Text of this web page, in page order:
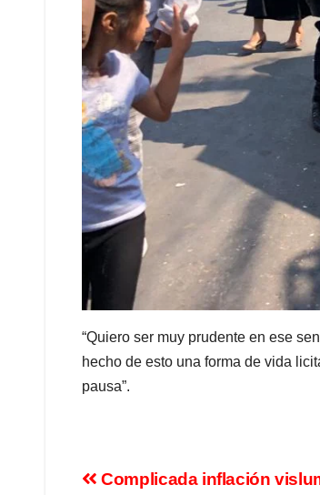
“Quiero ser muy prudente en ese
hecho de esto una forma de vida
pausa”.
Complicada inflación